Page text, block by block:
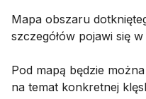
Mapa obszaru
szczegółów pojawi się w
Pod mapą będzie
na temat konkretnej